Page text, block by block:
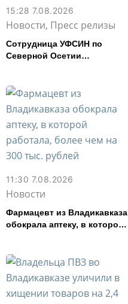
15:28 7.08.2026
Новости, Пресс релизы
Сотрудница УФСИН по
Северной Осетии
смыслов»
11:30 7.08.2026
Новости
Фармацевт из Владикавказа
обокрала аптеку, в которой